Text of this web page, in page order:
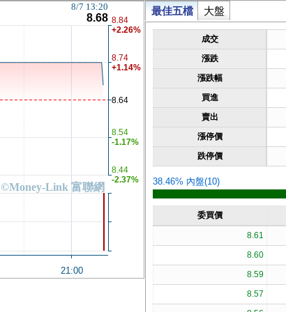
©Money-Link 富聯網
8/7 13:20
8.68
21:00
8.44
-2.37%
8.54
-1.17%
8.64
8.74
+1.14%
8.84
+2.26%
最佳五檔 大盤
成交
漲跌
漲跌幅
買進
賣出
漲停價
跌停價
38.46% 內盤(10)
委買價
8.61
8.60
8.59
8.57